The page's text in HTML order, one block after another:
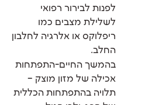
לפנות לבירור רפואי
לשלילת מצבים כמו
ריפלוקס או אלרגיה לחלבון
החלב.
בהמשך החיים-התפתחות
אכילה של מזון מוצק –
תלויה בהתפתחות הכללית